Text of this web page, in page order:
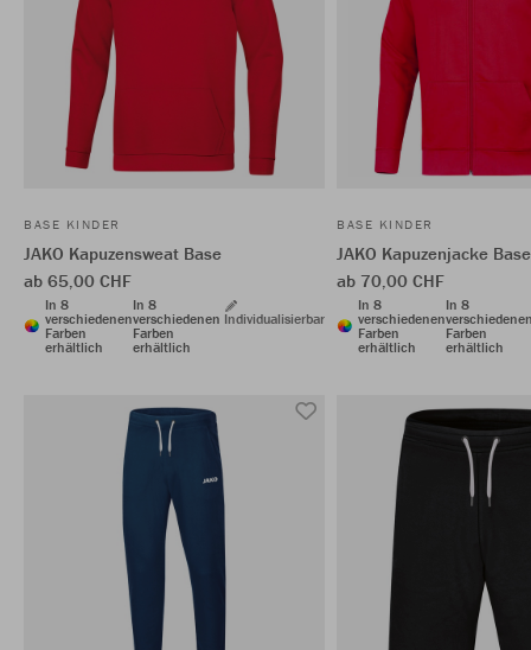
BASE KINDER
JAKO Kapuzensweat Base
ab 65,00 CHF
In 8
verschiedenen
Farben
erhältlich
In 8
verschiedenen
Farben
erhältlich
Individualisierbar
BASE KINDER
JAKO Kapuzenjacke Base
ab 70,00 CHF
In 8
verschiedenen
Farben
erhältlich
In 8
Farben
erhältlich